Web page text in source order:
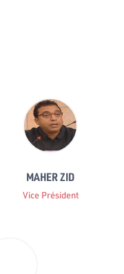
MAHER ZID
Vice Président